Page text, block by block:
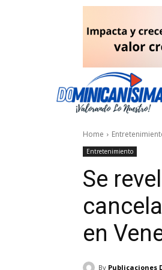
Home
Entretenimiento
Se
en
By Publicaciones